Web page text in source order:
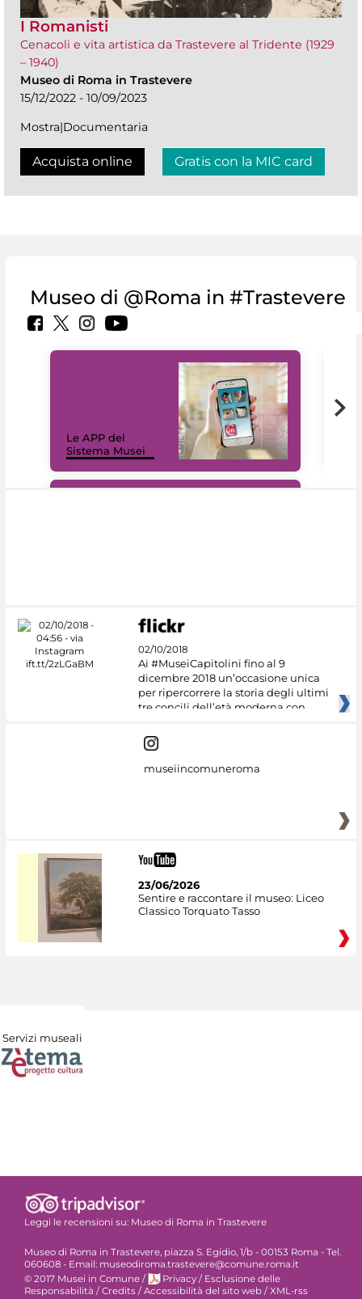
I Romanisti
Cenacoli e vita artistica da Trastevere al Tridente (1929
– 1940)
Museo di Roma in Trastevere
15/12/2022 - 10/09/2023
Mostra|Documentaria
Acquista online Gratis con la MIC card
Museo di @Roma in #Trastevere
Le APP del
Sistema Musei
02/10/2018
Ai #MuseiCapitolini fino al 9
dicembre 2018 un’occasione unica
per ripercorrere la storia degli ultimi
tre concili dell’età moderna con
museiincomuneroma
23/06/2026
Sentire e raccontare il museo: Liceo
Classico Torquato Tasso
Servizi museali
Leggi le recensioni su: Museo di Roma in Trastevere
Museo di Roma in Trastevere, piazza S. Egidio, 1/b - 00153 Roma - Tel.
060608 - Email: museodiroma.trastevere@comune.roma.it
© 2017 Musei in Comune / Privacy / Esclusione delle
Responsabilità /Credits /Accessibilità del sito web /XML-rss